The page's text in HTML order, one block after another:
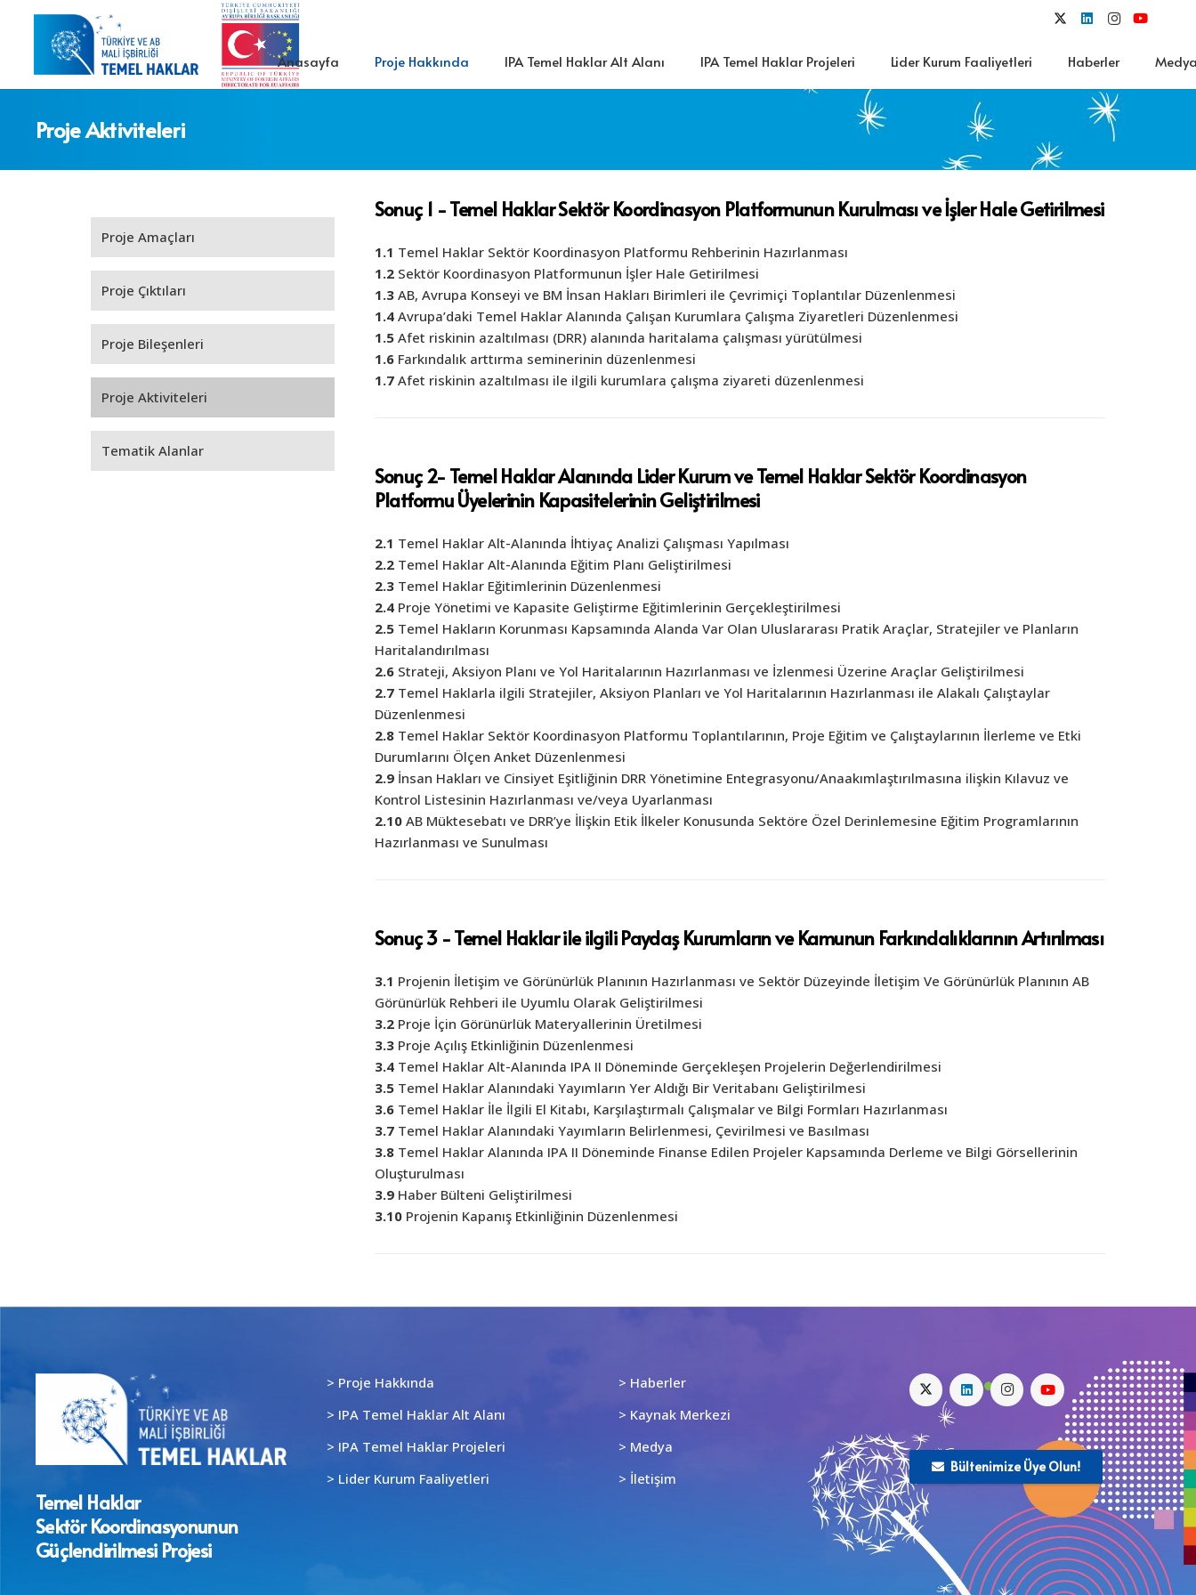
Anasayfa Proje Hakkında IPA Temel Haklar Alt Alanı IPA Temel Haklar Projeleri Lider Kurum Faaliyetleri Haberler
Proje Aktiviteleri
Proje Amaçları
Proje Çıktıları
Proje Bileşenleri
Proje Aktiviteleri
Tematik Alanlar
Sonuç 1 - Temel Haklar Sektör Koordinasyon Platformunun Kurulması ve İşler Hale Getirilmesi
1.1 Temel Haklar Sektör Koordinasyon Platformu Rehberinin Hazırlanması
1.2Sektör Koordinasyon Platformunun İşler Hale Getirilmesi
1.3AB, Avrupa Konseyi ve BM İnsan Hakları Birimleri ile Çevrimiçi Toplantılar Düzenlenmesi
1.4Avrupa’daki Temel Haklar Alanında Çalışan Kurumlara Çalışma Ziyaretleri Düzenlenmesi
1.5Afet riskinin azaltılması (DRR) alanında haritalama çalışması yürütülmesi
1.6Farkındalık arttırma seminerinin düzenlenmesi
1.7Afet riskinin azaltılması ile ilgili kurumlara çalışma ziyareti düzenlenmesi
Sonuç 2- Temel Haklar Alanında Lider Kurum ve Temel Haklar Sektör Koordinasyon
Platformu Üyelerinin Kapasitelerinin Geliştirilmesi
2.1 Temel Haklar Alt-Alanında İhtiyaç Analizi Çalışması Yapılması
2.2Temel Haklar Alt-Alanında Eğitim Planı Geliştirilmesi
2.3Temel Haklar Eğitimlerinin Düzenlenmesi
2.4Proje Yönetimi ve Kapasite Geliştirme Eğitimlerinin Gerçekleştirilmesi
2.5Temel Hakların Korunması Kapsamında Alanda Var Olan Uluslararası Pratik Araçlar, Stratejiler ve Planların
Haritalandırılması
2.6Strateji, Aksiyon Planı ve Yol Haritalarının Hazırlanması ve İzlenmesi Üzerine Araçlar Geliştirilmesi
2.7Temel Haklarla ilgili Stratejiler, Aksiyon Planları ve Yol Haritalarının Hazırlanması ile Alakalı Çalıştaylar
Düzenlenmesi
2.8Temel Haklar Sektör Koordinasyon Platformu Toplantılarının, Proje Eğitim ve Çalıştaylarının İlerleme ve Etki
Durumlarını Ölçen Anket Düzenlenmesi
2.9İnsan Hakları ve Cinsiyet Eşitliğinin DRR Yönetimine Entegrasyonu/Anaakımlaştırılmasına ilişkin Kılavuz ve
Kontrol Listesinin Hazırlanması ve/veya Uyarlanması
2.10AB Müktesebatı ve DRR’ye İlişkin Etik İlkeler Konusunda Sektöre Özel Derinlemesine Eğitim Programlarının
Hazırlanması ve Sunulması
Sonuç 3 - Temel Haklar ile ilgili Paydaş Kurumların ve Kamunun Farkındalıklarının Artırılması
3.1 Projenin İletişim ve Görünürlük Planının Hazırlanması ve Sektör Düzeyinde İletişim Ve Görünürlük Planının AB
Görünürlük Rehberi ile Uyumlu Olarak Geliştirilmesi
3.2Proje İçin Görünürlük Materyallerinin Üretilmesi
3.3Proje Açılış Etkinliğinin Düzenlenmesi
3.4Temel Haklar Alt-Alanında IPA II Döneminde Gerçekleşen Projelerin Değerlendirilmesi
3.5Temel Haklar Alanındaki Yayımların Yer Aldığı Bir Veritabanı Geliştirilmesi
3.6Temel Haklar İle İlgili El Kitabı, Karşılaştırmalı Çalışmalar ve Bilgi Formları Hazırlanması
3.7Temel Haklar Alanındaki Yayımların Belirlenmesi, Çevirilmesi ve Basılması
3.8Temel Haklar Alanında IPA II Döneminde Finanse Edilen Projeler Kapsamında Derleme ve Bilgi Görsellerinin
Oluşturulması
3.9Haber Bülteni Geliştirilmesi
3.10Projenin Kapanış Etkinliğinin Düzenlenmesi
Temel Haklar
Sektör Koordinasyonunun
Güçlendirilmesi Projesi
> Proje Hakkında
> IPA Temel Haklar Alt Alanı
> IPA Temel Haklar Projeleri
> Lider Kurum Faaliyetleri
> Haberler
> Kaynak Merkezi
> Medya
> İletişim
Bültenimize Üye Olun!